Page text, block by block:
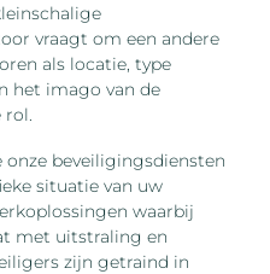
vraagt om een andere
als locatie, type
het imago van de
rol.
beveiligingsdiensten
situatie van uw
waarbij
met uitstraling en
zijn getraind in